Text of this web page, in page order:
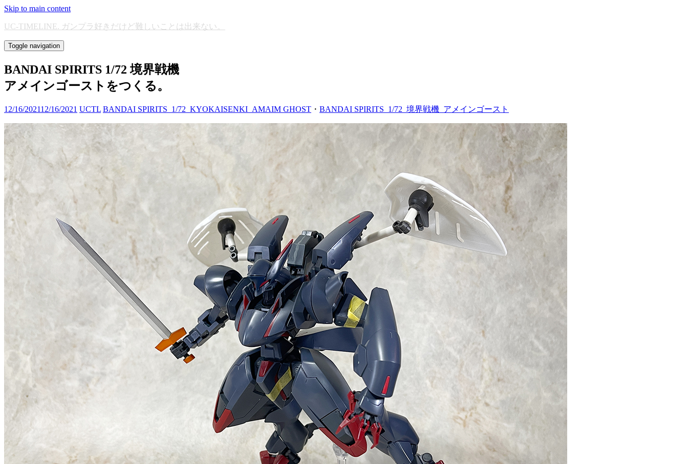
Skip to main content
UC-TIMELINE. ガンプラ好きだけど難しいことは出来ない。
Toggle navigation
BANDAI SPIRITS 1/72 境界戦機
アメインゴーストをつくる。
12/16/202112/16/2021 UCTL BANDAI SPIRITS_1/72_KYOKAISENKI_AMAIM GHOST ・ BANDAI SPIRITS_1/72_境界戦機_アメインゴースト